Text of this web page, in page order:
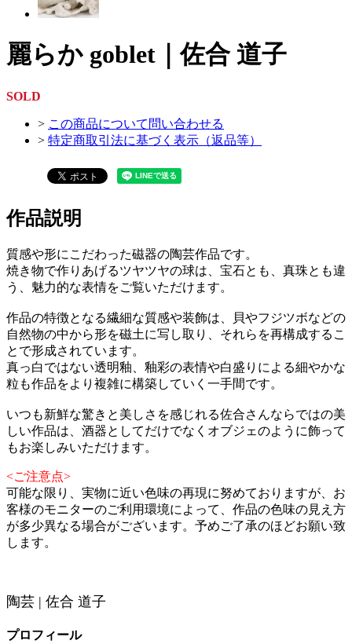
麗らか goblet｜佐合 道子
SOLD
> この商品について問い合わせる
> 特定商取引法に基づく表示（返品等）
作品説明
質感や形にこだわった磁器の陶芸作品です。
焼き物で作りあげるツヤツヤの球は、宝石とも、真珠とも違
う、魅力的な表情をご覧いただけます。
作品の特徴となる繊細な質感や装飾は、貝やフジツボなどの
自然物の中から形を磁土に写し取り、それらを再構成するこ
とで形成されています。
真っ白ではない透明釉、釉彩の表情や白盛りによる細やかな
粒も作品をより複雑に構築していく一手間です。
いつも新鮮な驚きと美しさを感じれる佐合さんならではの美
しい作品は、酒器としてだけでなくオブジェのように飾って
もお楽しみいただけます。
<ご注意点>
可能な限り、実物に近い色味の再現に努めておりますが、お
客様のモニターのご利用環境によって、作品の色味の見え方
が多少異なる場合がございます。予めご了承のほどお願い致
します。
陶芸 | 佐合 道子
プロフィール